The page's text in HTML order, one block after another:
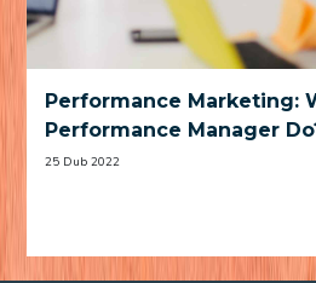
Performance Marketing:
Performance Manager
25 Dub 2022